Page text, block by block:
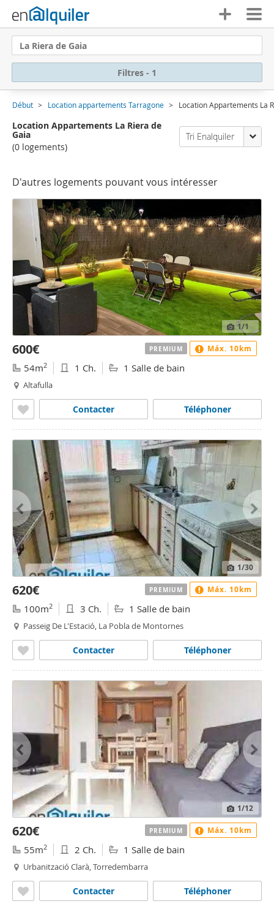
La Riera de Gaia
Filtres - 1
Début Location appartements Tarragone Location Appartements La
Location Appartements La Riera de
Gaia
(0 logements)
Tri Enalquiler
D'autres logements pouvant vous intéresser
1/1
600€
54m2 1 Ch. 1 Salle de bain
Altafulla
Téléphoner
Contacter
PREMIUM Máx. 10km
1/30
620€
100m2 3 Ch. 1 Salle de bain
Passeig De L'Estació, La Pobla de Montornes
Téléphoner
Contacter
PREMIUM Máx. 10km
1/12
620€
55m2 2 Ch. 1 Salle de bain
Urbanització Clarà, Torredembarra
Téléphoner
Contacter
PREMIUM Máx. 10km